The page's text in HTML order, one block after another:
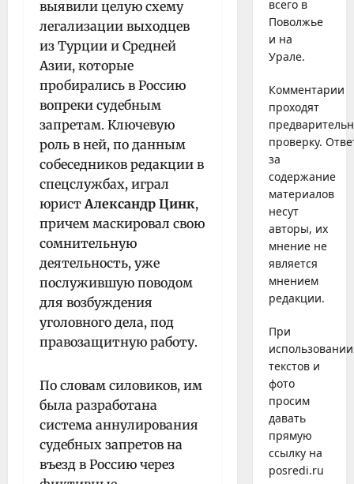
выявили целую схему
легализации выходцев
из Турции и Средней
Азии, которые
пробирались в Россию
вопреки судебным
запретам. Ключевую
роль в ней, по данным
собеседников редакции в
спецслужбах, играл
юрист Александр Цинк,
причем маскировал свою
сомнительную
деятельность, уже
послужившую поводом
для возбуждения
уголовного дела, под
правозащитную работу.
По словам силовиков, им
была разработана
система аннулирования
судебных запретов на
въезд в Россию через
всего в
Поволжье
и на
Урале.
Комментарии
проходят
проверку.
за
содержание
материалов
несут
авторы, их
мнение не
является
мнением
редакции.
При
использовании
текстов и
фото
просим
давать
прямую
ссылку на
posredi.ru